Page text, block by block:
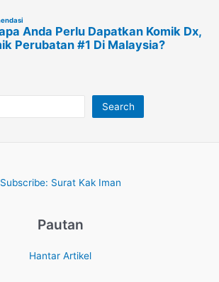
Search
Subscribe: Surat Kak Iman
Pautan
Hantar Artikel